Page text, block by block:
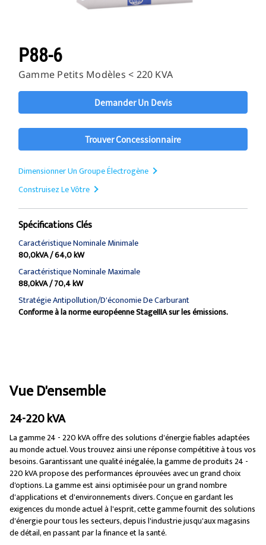
P88-6
Gamme Petits Modèles < 220 KVA
Demander Un Devis
Trouver Concessionnaire
Dimensionner Un Groupe Électrogène
Construisez Le Vôtre
Spécifications Clés
Caractéristique Nominale Minimale
80,0kVA / 64,0 kW
Caractéristique Nominale Maximale
88,0kVA / 70,4 kW
Stratégie Antipollution/d'économie De Carburant
Conforme à la norme européenne StageIIIA sur les émissions.
Vue D'ensemble
24-220 kVA
La gamme 24 - 220 kVA offre des solutions d'énergie fiables adaptées
au monde actuel. Vous trouvez ainsi une réponse compétitive à tous vos
besoins. Garantissant une qualité inégalée, la gamme de produits 24 -
220 kVA propose des performances éprouvées avec un grand choix
d'options. La gamme est ainsi optimisée pour un grand nombre
d'applications et d'environnements divers. Conçue en gardant les
exigences du monde actuel à l'esprit, cette gamme fournit des solutions
d'énergie pour tous les secteurs, depuis l'industrie jusqu'aux magasins
de détail, en passant par la finance et la santé.